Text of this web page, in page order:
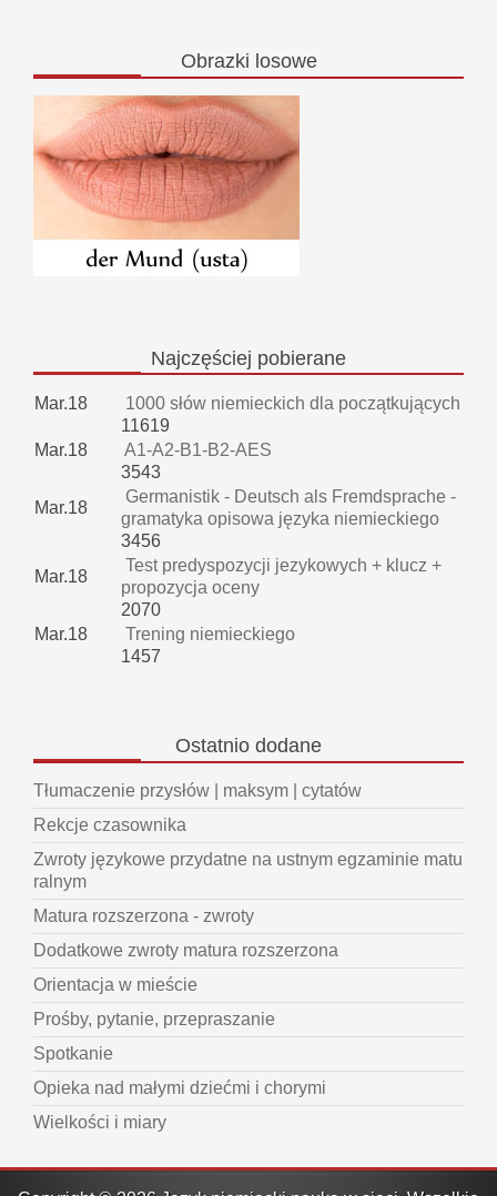
Obrazki losowe
Najczęściej pobierane
Mar.18
1000 słów niemieckich dla początkujących
11619
Mar.18
A1-A2-B1-B2-AES
3543
Mar.18
Germanistik - Deutsch als Fremdsprache -
gramatyka opisowa języka niemieckiego
3456
Mar.18
Test predyspozycji jezykowych + klucz +
propozycja oceny
2070
Mar.18
Trening niemieckiego
1457
Ostatnio dodane
Tłumaczenie przysłów | maksym | cytatów
Rekcje czasownika
Zwroty językowe przydatne na ustnym egzaminie matu
ralnym
Matura rozszerzona - zwroty
Dodatkowe zwroty matura rozszerzona
Orientacja w mieście
Prośby, pytanie, przepraszanie
Spotkanie
Opieka nad małymi dziećmi i chorymi
Wielkości i miary